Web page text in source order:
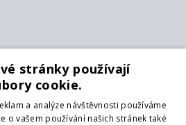
stránky používají
cookie.
a analýze návštěvnosti používáme
o vašem používání našich stránek také